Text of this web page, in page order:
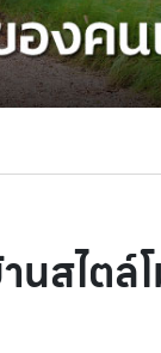
สไตล์